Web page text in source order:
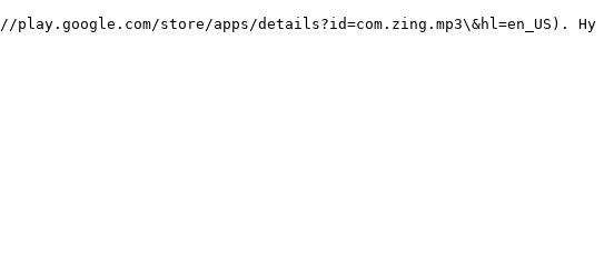
store/apps/details?id=com.zing.mp3\&hl=en_US). Hy